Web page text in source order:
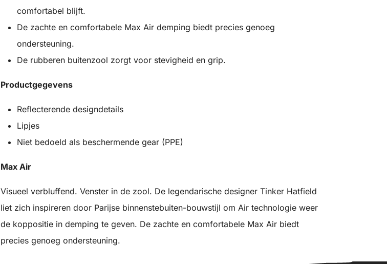
comfortabel blijft.
De zachte en comfortabele Max Air demping biedt precies genoeg
ondersteuning.
De rubberen buitenzool zorgt voor stevigheid en grip.
Productgegevens
Reflecterende designdetails
Lipjes
Niet bedoeld als beschermende gear (PPE)
Max Air
Visueel verbluffend. Venster in de zool. De legendarische designer Tinker Hatfield
liet zich inspireren door Parijse binnenstebuiten-bouwstijl om Air technologie weer
de koppositie in demping te geven. De zachte en comfortabele Max Air biedt
precies genoeg ondersteuning.